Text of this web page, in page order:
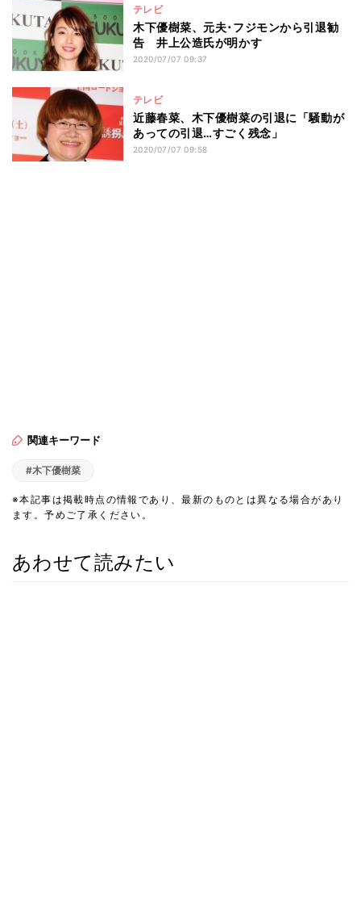
テレビ
木下優樹菜、元夫･フジモンから引退勧
告 井上公造氏が明かす
2020/07/07 09:37
テレビ
近藤春菜、木下優樹菜の引退に「騒動が
あっての引退…すごく残念」
2020/07/07 09:58
関連キーワード
#木下優樹菜
※本記事は掲載時点の情報であり、最新のものとは異なる場合があり
ます。予めご了承ください。
あわせて読みたい